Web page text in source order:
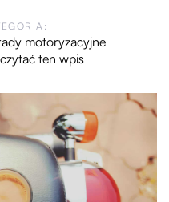
motoryzacyjne
ten wpis